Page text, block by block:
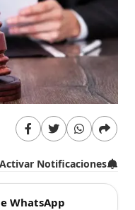
Activar Notificaciones
WhatsApp